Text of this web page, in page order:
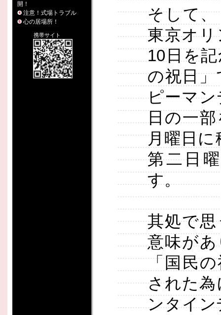
開！
注意！式場トラブル
心の居場所！
携帯サイト
そして
東京オ
10日を
の祝日
ピーマン
日の一
月曜日に
第二日
す。
其処で
意味が
「国民
された為
ンタイン